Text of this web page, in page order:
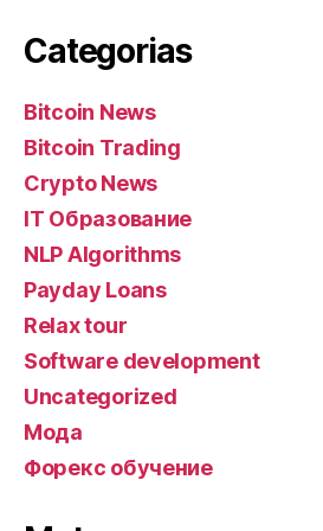
Categorias
Bitcoin News
Bitcoin Trading
Crypto News
IT Образование
NLP Algorithms
Payday Loans
Relax tour
Software development
Uncategorized
Мода
Форекс обучение